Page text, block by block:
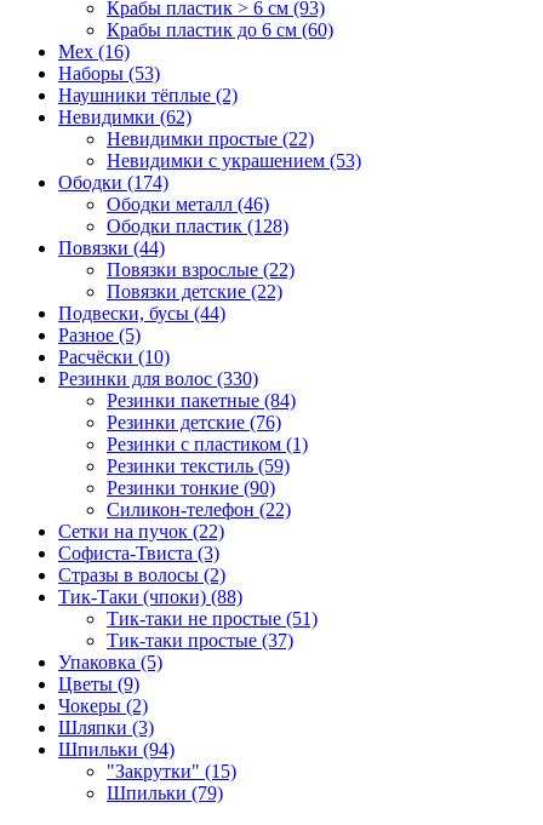
Крабы пластик > 6 см (93)
Крабы пластик до 6 см (60)
Мех (16)
Наборы (53)
Наушники тёплые (2)
Невидимки (62)
Невидимки простые (22)
Невидимки с украшением (53)
Ободки (174)
Ободки металл (46)
Ободки пластик (128)
Повязки (44)
Повязки взрослые (22)
Повязки детские (22)
Подвески, бусы (44)
Разное (5)
Расчёски (10)
Резинки для волос (330)
Резинки пакетные (84)
Резинки детские (76)
Резинки с пластиком (1)
Резинки текстиль (59)
Резинки тонкие (90)
Силикон-телефон (22)
Сетки на пучок (22)
Софиста-Твиста (3)
Стразы в волосы (2)
Тик-Таки (чпоки) (88)
Тик-таки не простые (51)
Тик-таки простые (37)
Упаковка (5)
Цветы (9)
Чокеры (2)
Шляпки (3)
Шпильки (94)
"Закрутки" (15)
Шпильки (79)